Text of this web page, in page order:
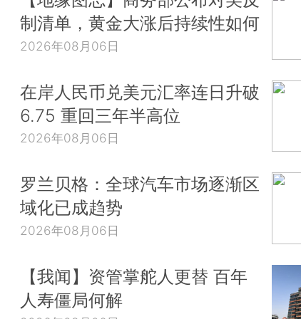
制清单，黄金大涨后持续性如何
2026年08月06日
在岸人民币兑美元汇率连日升破
6.75 重回三年半高位
2026年08月06日
罗兰贝格：全球汽车市场逐渐区
域化已成趋势
2026年08月06日
【我闻】资管掌舵人更替 百年
人寿僵局何解